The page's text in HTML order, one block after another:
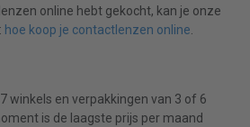
online hebt gekocht, kan je onze
hoe koop je contactlenzen online.
winkels en verpakkingen van 3 of 6
is de laagste prijs per maand